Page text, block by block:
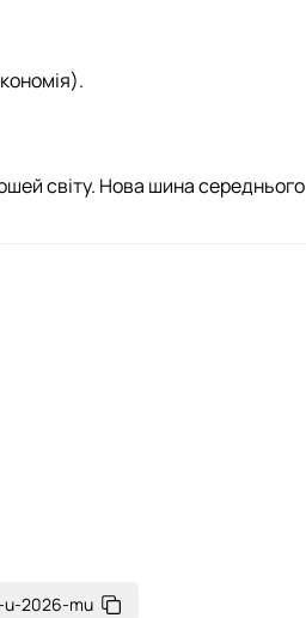
світу. Нова шина середнього
u-2026-mu